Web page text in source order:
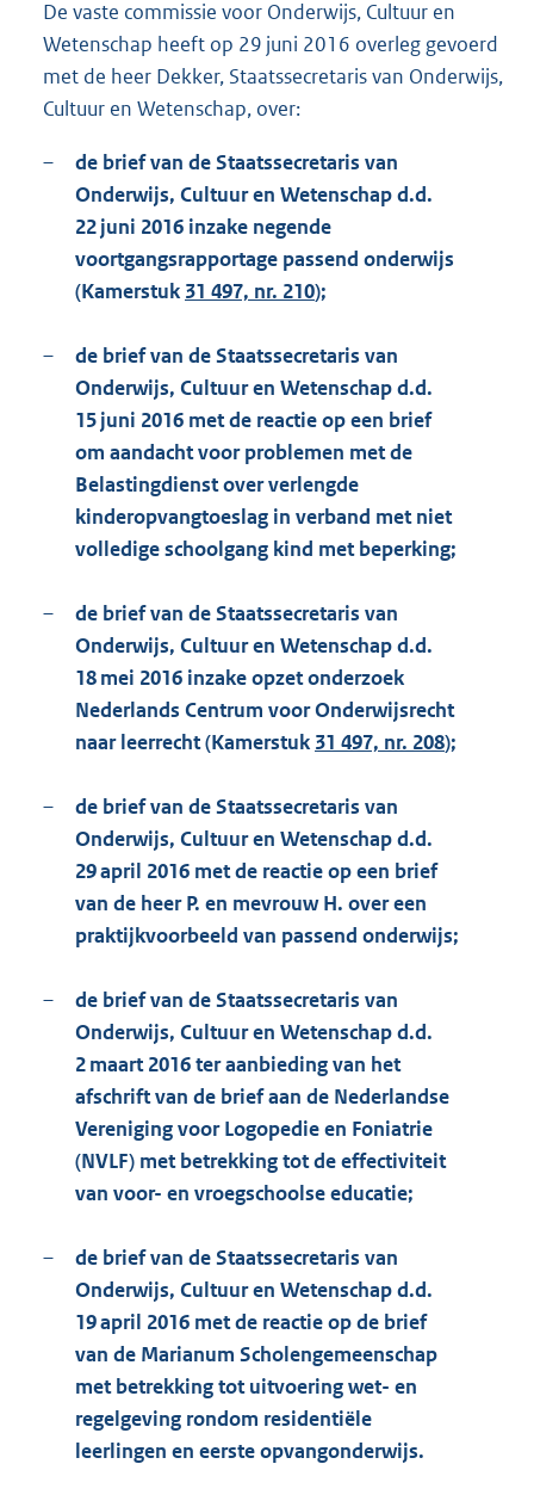
2
K
De vaste commissie voor Onderwijs, Cultuur en
Wetenschap heeft op 29 juni 2016 overleg gevoerd
met de heer Dekker, Staatssecretaris van Onderwijs,
Cultuur en Wetenschap, over:
–
de brief van de Staatssecretaris van
Onderwijs, Cultuur en Wetenschap d.d.
22 juni 2016 inzake negende
voortgangsrapportage passend onderwijs
(Kamerstuk 31 497, nr. 210);
–
de brief van de Staatssecretaris van
Onderwijs, Cultuur en Wetenschap d.d.
15 juni 2016 met de reactie op een brief
om aandacht voor problemen met de
Belastingdienst over verlengde
kinderopvangtoeslag in verband met niet
volledige schoolgang kind met beperking;
–
de brief van de Staatssecretaris van
Onderwijs, Cultuur en Wetenschap d.d.
18 mei 2016 inzake opzet onderzoek
Nederlands Centrum voor Onderwijsrecht
naar leerrecht (Kamerstuk 31 497, nr. 208);
–
de brief van de Staatssecretaris van
Onderwijs, Cultuur en Wetenschap d.d.
29 april 2016 met de reactie op een brief
van de heer P. en mevrouw H. over een
praktijkvoorbeeld van passend onderwijs;
–
de brief van de Staatssecretaris van
Onderwijs, Cultuur en Wetenschap d.d.
2 maart 2016 ter aanbieding van het
afschrift van de brief aan de Nederlandse
Vereniging voor Logopedie en Foniatrie
(NVLF) met betrekking tot de effectiviteit
van voor- en vroegschoolse educatie;
–
de brief van de Staatssecretaris van
Onderwijs, Cultuur en Wetenschap d.d.
19 april 2016 met de reactie op de brief
van de Marianum Scholengemeenschap
met betrekking tot uitvoering wet- en
regelgeving rondom residentiële
leerlingen en eerste opvangonderwijs.